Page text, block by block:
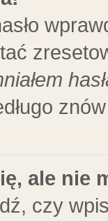
ale nie
czy